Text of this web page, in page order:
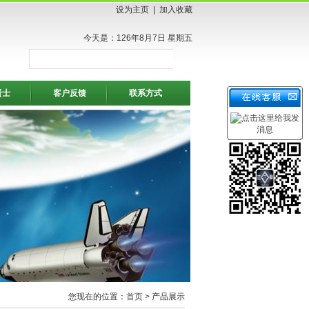
设为主页| 加入收藏
今天是：126年8月7日 星期五
士 客户反馈 联系方式
您现在的位置： 首页 > 产品展示